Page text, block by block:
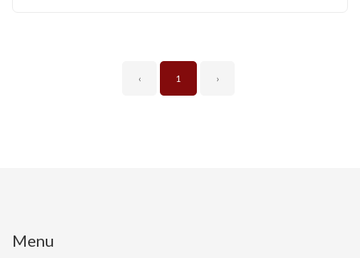
‹ 1 ›
Menu